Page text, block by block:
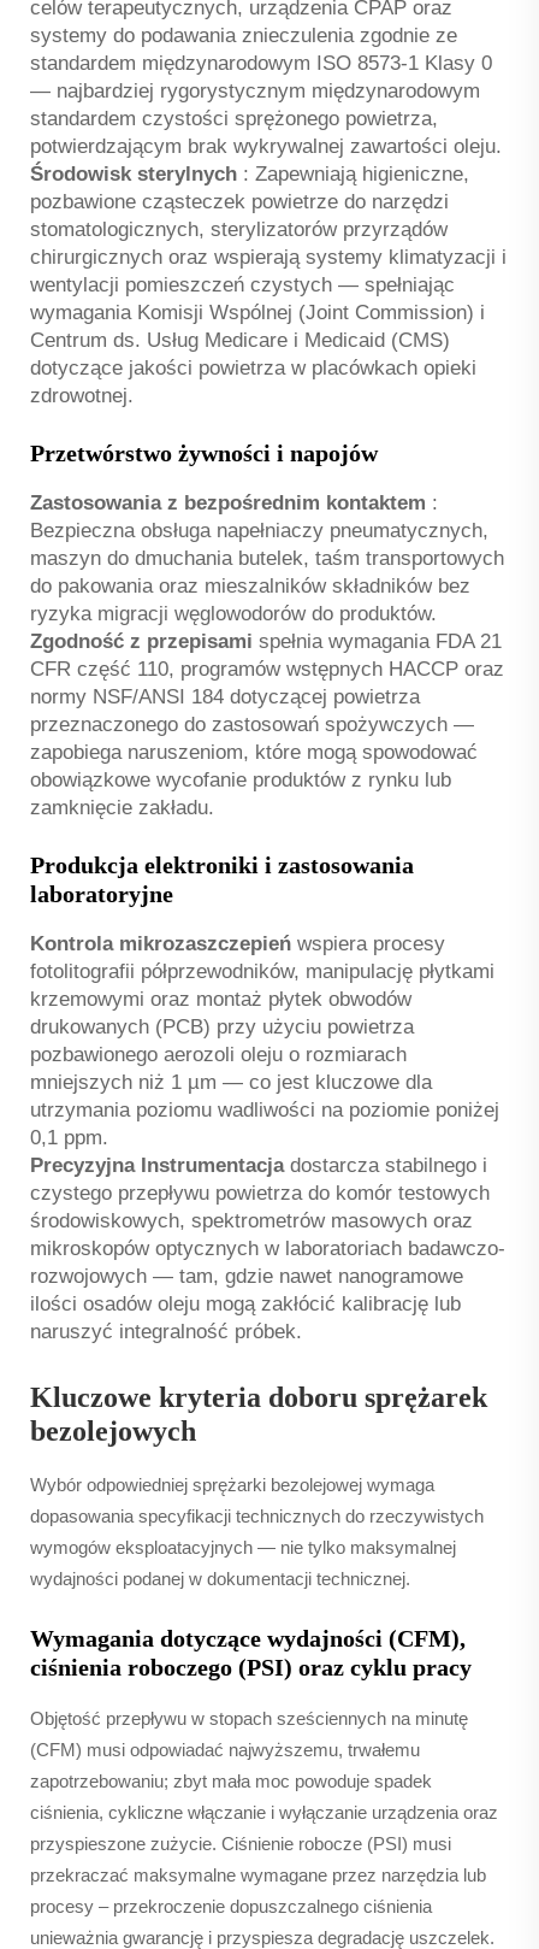
celów terapeutycznych, urządzenia CPAP oraz
systemy do podawania znieczulenia zgodnie ze
standardem międzynarodowym ISO 8573-1 Klasy 0
— najbardziej rygorystycznym międzynarodowym
standardem czystości sprężonego powietrza,
potwierdzającym brak wykrywalnej zawartości oleju.
Środowisk sterylnych : Zapewniają higieniczne,
pozbawione cząsteczek powietrze do narzędzi
stomatologicznych, sterylizatorów przyrządów
chirurgicznych oraz wspierają systemy klimatyzacji i
wentylacji pomieszczeń czystych — spełniając
wymagania Komisji Wspólnej (Joint Commission) i
Centrum ds. Usług Medicare i Medicaid (CMS)
dotyczące jakości powietrza w placówkach opieki
zdrowotnej.
Przetwórstwo żywności i napojów
Zastosowania z bezpośrednim kontaktem :
Bezpieczna obsługa napełniaczy pneumatycznych,
maszyn do dmuchania butelek, taśm transportowych
do pakowania oraz mieszalników składników bez
ryzyka migracji węglowodorów do produktów.
Zgodność z przepisami spełnia wymagania FDA 21
CFR część 110, programów wstępnych HACCP oraz
normy NSF/ANSI 184 dotyczącej powietrza
przeznaczonego do zastosowań spożywczych —
zapobiega naruszeniom, które mogą spowodować
obowiązkowe wycofanie produktów z rynku lub
zamknięcie zakładu.
Produkcja elektroniki i zastosowania
laboratoryjne
Kontrola mikrozaszczepień wspiera procesy
fotolitografii półprzewodników, manipulację płytkami
krzemowymi oraz montaż płytek obwodów
drukowanych (PCB) przy użyciu powietrza
pozbawionego aerozoli oleju o rozmiarach
mniejszych niż 1 µm — co jest kluczowe dla
utrzymania poziomu wadliwości na poziomie poniżej
0,1 ppm.
Precyzyjna Instrumentacja dostarcza stabilnego i
czystego przepływu powietrza do komór testowych
środowiskowych, spektrometrów masowych oraz
mikroskopów optycznych w laboratoriach badawczo-
rozwojowych — tam, gdzie nawet nanogramowe
ilości osadów oleju mogą zakłócić kalibrację lub
naruszyć integralność próbek.
Kluczowe kryteria doboru sprężarek
bezolejowych
Wybór odpowiedniej sprężarki bezolejowej wymaga
dopasowania specyfikacji technicznych do rzeczywistych
wymogów eksploatacyjnych — nie tylko maksymalnej
wydajności podanej w dokumentacji technicznej.
Wymagania dotyczące wydajności (CFM),
ciśnienia roboczego (PSI) oraz cyklu pracy
Objętość przepływu w stopach sześciennych na minutę
(CFM) musi odpowiadać najwyższemu, trwałemu
zapotrzebowaniu; zbyt mała moc powoduje spadek
ciśnienia, cykliczne włączanie i wyłączanie urządzenia oraz
przyspieszone zużycie. Ciśnienie robocze (PSI) musi
przekraczać maksymalne wymagane przez narzędzia lub
procesy – przekroczenie dopuszczalnego ciśnienia
unieważnia gwarancję i przyspiesza degradację uszczelek.